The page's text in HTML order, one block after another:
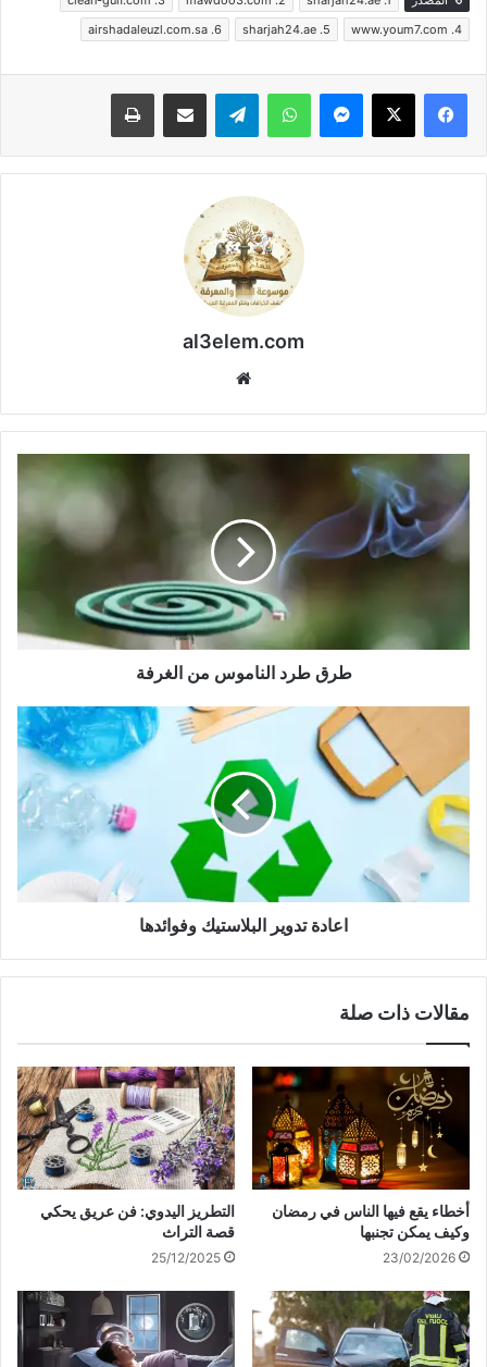
www.youm7.com .4
sharjah24.ae .5
airshadaleuzl.com.sa .6
فيسبوك ‫X ماسنجر واتساب تيلقرام مشاركة عبر البريد طباعة
al3elem.com
طرد
الناموس
من
الغرفة
طرق طرد الناموس من الغرفة
البلاستيك
وفوائدها
اعادة تدوير البلاستيك وفوائدها
مقالات ذات صلة
أخطاء يقع فيها الناس في رمضان
وكيف يمكن تجنبها
23/02/2026
التطريز اليدوي: فن عريق يحكي
قصة التراث
25/12/2025